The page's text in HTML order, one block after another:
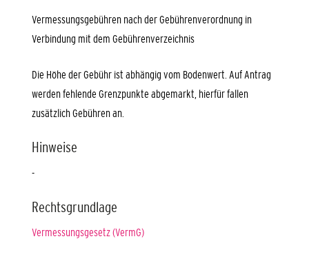
Vermessungsgebühren nach der Gebührenverordnung in
Verbindung mit dem Gebührenverzeichnis
Die Höhe der Gebühr ist abhängig vom Bodenwert. Auf Antrag
werden fehlende Grenzpunkte abgemarkt, hierfür fallen
zusätzlich Gebühren an.
Hinweise
-
Rechtsgrundlage
Vermessungsgesetz (VermG)